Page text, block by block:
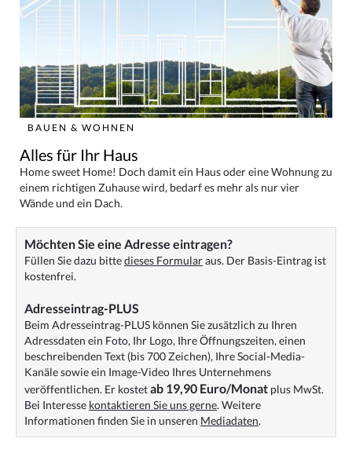
BAUEN & WOHNEN
Alles für Ihr Haus
Home sweet Home! Doch damit ein Haus oder eine Wohnung zu
einem richtigen Zuhause wird, bedarf es mehr als nur vier
Wände und ein Dach.
Möchten Sie eine Adresse eintragen?
Füllen Sie dazu bittedieses Formularaus. Der Basis-Eintrag ist
kostenfrei.
Adresseintrag-PLUS
Beim Adresseintrag-PLUS können Sie zusätzlich zu Ihren
Adressdaten ein Foto, Ihr Logo, Ihre Öffnungszeiten, einen
beschreibenden Text (bis 700 Zeichen), Ihre Social-Media-
Kanäle sowie ein Image-Video Ihres Unternehmens
veröffentlichen. Er kostetab 19,90 Euro/Monat plus MwSt.
Bei Interesse kontaktieren Sie uns gerne. Weitere
Informationen finden Sie in unseren Mediadaten.